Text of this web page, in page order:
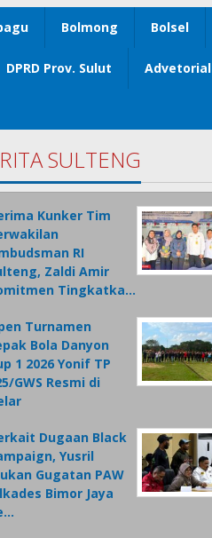
Bolmong Bolsel
DPRD Prov. Sulut Advetorial
SULTENG
Kunker Tim
RI
Zaldi Amir
Tingkatka…
Turnamen
Bola Danyon
1 2026 Yonif TP
GWS Resmi di
Dugaan Black
Yusril
Gugatan PAW
Bimor Jaya